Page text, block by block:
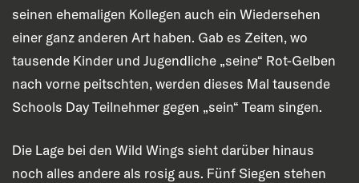
seinen ehemaligen Kollegen auch ein Wiedersehen
einer ganz anderen Art haben. Gab es Zeiten, wo
tausende Kinder und Jugendliche „seine“ Rot-Gelben
nach vorne peitschten, werden dieses Mal tausende
Schools Day Teilnehmer gegen „sein“ Team singen.
Die Lage bei den Wild Wings sieht darüber hinaus
noch alles andere als rosig aus. Fünf Siegen stehen